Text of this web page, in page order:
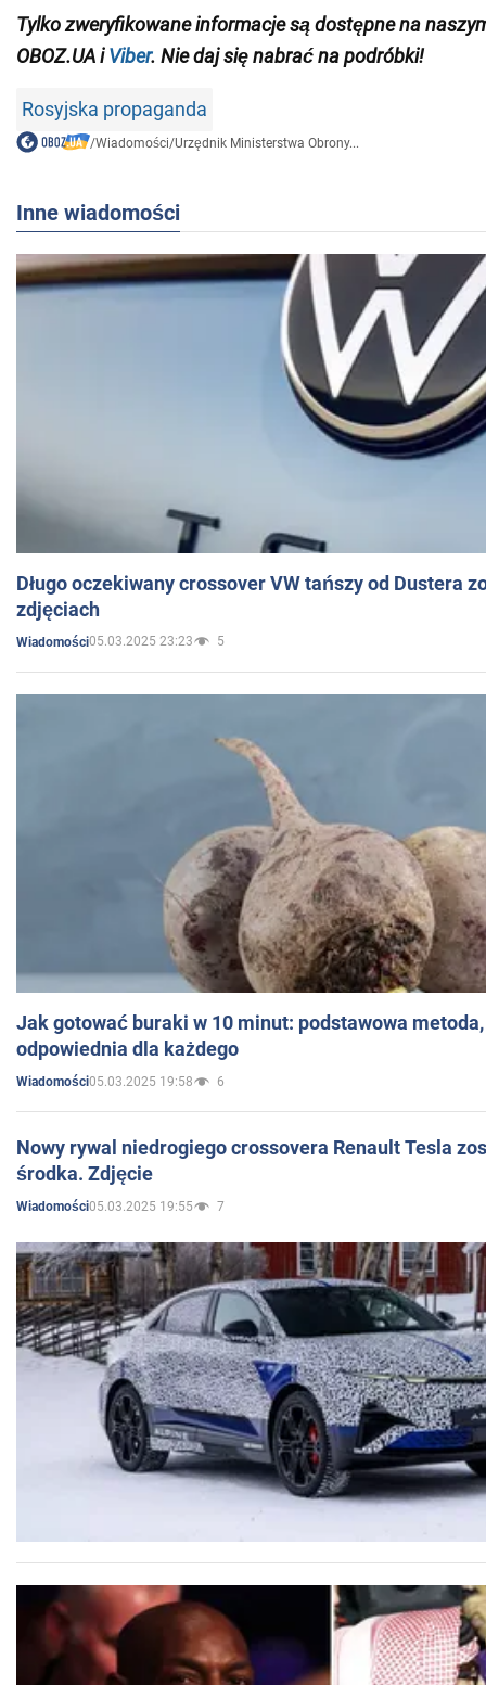
Tylko zweryfikowane informacje są dostępne na
OBOZ.UA iViber. Nie daj się nabrać na podróbki!
Rosyjska propaganda
/Wiadomości/Urzędnik Ministerstwa Obrony...
Inne wiadomości
Długo oczekiwany crossover VW tańszy od Dustera
zdjęciach
Wiadomości05.03.2025 23:23 5
Jak gotować buraki w 10 minut: podstawowa
odpowiednia dla każdego
Wiadomości05.03.2025 19:58 6
Nowy rywal niedrogiego crossovera Renault Tesla
środka. Zdjęcie
Wiadomości05.03.2025 19:55 7